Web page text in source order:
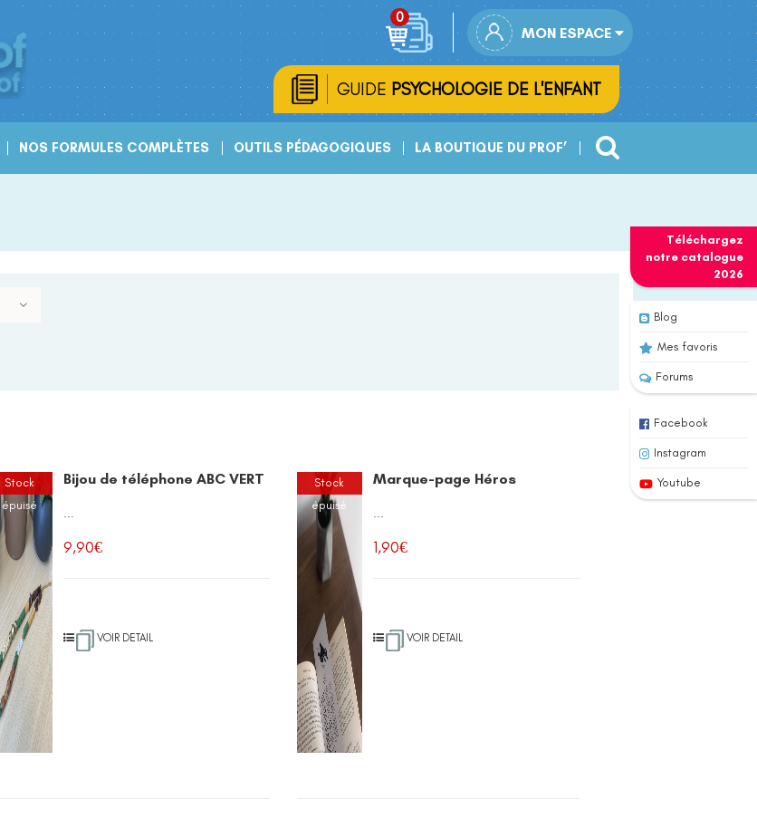
Téléchargez
notre catalogue
2026
Blog
Mes favoris
Forums
Facebook
Instagram
Youtube
MON ESPACE
GUIDE PSYCHOLOGIE DE L'ENFANT
NOS FORMULES COMPLÈTES OUTILS PÉDAGOGIQUES LA BOUTIQUE DU PROF’
Stock
épuisé
Bijou de téléphone ABC VERT
...
9,90€
VOIR DETAIL
Stock
épuisé
Marque-page Héros
...
1,90€
VOIR DETAIL